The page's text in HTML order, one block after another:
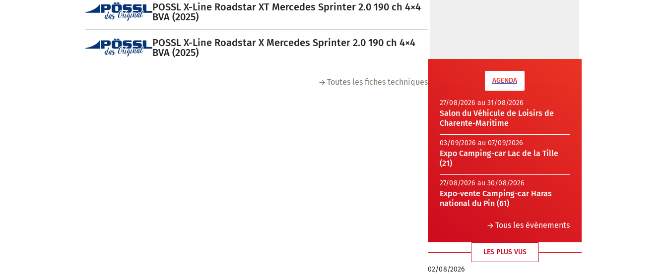
POSSL X-Line Roadstar XT Mercedes Sprinter 2.0 190 ch 4×4
BVA (2025)
POSSL X-Line Roadstar X Mercedes Sprinter 2.0 190 ch 4×4
BVA (2025)
Toutes les fiches techniques AGENDA
27/08/2026 au 31/08/2026
Salon du Véhicule de Loisirs de
Charente-Maritime
03/09/2026 au 07/09/2026
Expo Camping-car Lac de la Tille
(21)
27/08/2026 au 30/08/2026
Expo-vente Camping-car Haras
national du Pin (61)
Tous les évènements
LES PLUS VUS
02/08/2026